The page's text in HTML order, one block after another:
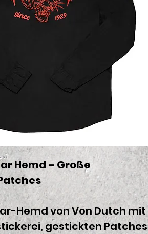
Hemd – Große
Hemd von Von Dutch mit
gestickten Patches